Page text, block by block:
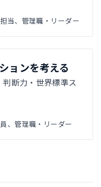
当、管理職・リーダー
ョンを考える
断力・世界標準ス
、管理職・リーダー